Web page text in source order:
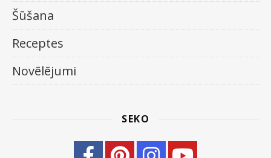
Šūšana
Receptes
Novēlējumi
SEKO